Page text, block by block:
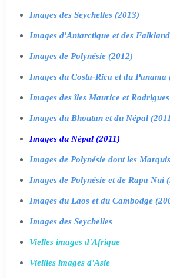
Images des Seychelles (2013)
Images d'Antarctique et des
Images de Polynésie (2012)
Images du Costa-Rica et du Panama
Images des îles Maurice et
Images du Bhoutan et du Népal
Images du Népal (2011)
Images de Polynésie dont les
Images de Polynésie et de Rapa Nui
Images du Laos et du Cambodge
Images des Seychelles
Vielles images d'Afrique
Vieilles images d'Asie